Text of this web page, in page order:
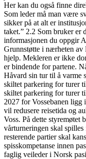
Her kan du også finne
Som leder må man være
sikker på at alt er
taket.” 2.2 Som bruker er
informasjonen du oppgir
Grunnstøtte i nærheten av
hjelp. Mekleren er ikke
er bindende for partene.
Håvard sin tur til å varme
skiltet parkering for turer
skiltet parkering for turer
2027 for Vossebanen
vil redusere reisetida og
Voss. På dette styremøtet
vårturneringen skal
resterende partier skal
spisskompetanse innen
faglig veileder i Norsk